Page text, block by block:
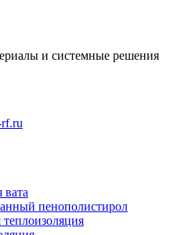
и системные решения
пенополистирол